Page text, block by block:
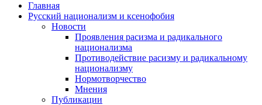
Главная
Русский национализм и ксенофобия
Новости
Проявления расизма и радикального
национализма
Противодействие расизму и радикальному
национализму
Нормотворчество
Мнения
Публикации